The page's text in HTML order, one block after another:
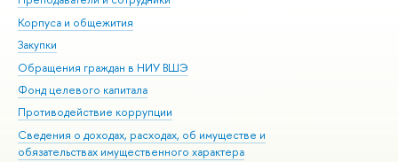
Корпуса и общежития
Закупки
Обращения граждан в НИУ ВШЭ
Фонд целевого капитала
Противодействие коррупции
Сведения о доходах, расходах, об имуществе и
обязательствах имущественного характера